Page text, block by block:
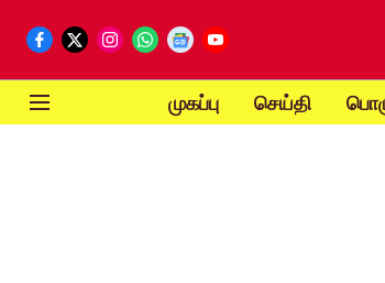
முகப்பு செய்தி